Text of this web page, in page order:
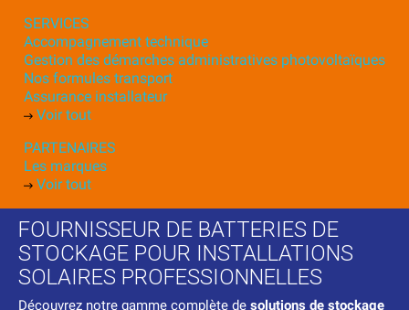
SERVICES
Accompagnement technique
Gestion des démarches administratives photovoltaïques
Nos formules transport
Assurance installateur
Voir tout
PARTENAIRES
Les marques
Voir tout
FOURNISSEUR DE BATTERIES DE
STOCKAGE POUR INSTALLATIONS
SOLAIRES PROFESSIONNELLES
Découvrez notre gamme complète de solutions de stockage